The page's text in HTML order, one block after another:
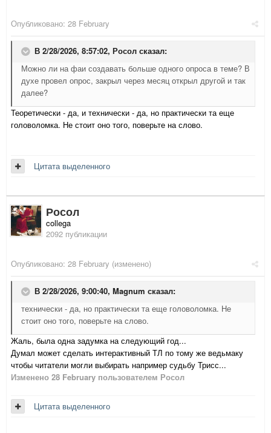
Опубликовано: 28 February
В 2/28/2026, 8:57:02, Росол сказал:
Можно ли на фаи создавать больше одного опроса в теме? В
духе провел опрос, закрыл через месяц открыл другой и так
далее?
Теоретически - да, и технически - да, но практически та еще
головоломка. Не стоит оно того, поверьте на слово.
Цитата выделенного
Росол
collega
2092 публикации
Опубликовано: 28 February (изменено)
В 2/28/2026, 9:00:40, Magnum сказал:
технически - да, но практически та еще головоломка. Не
стоит оно того, поверьте на слово.
Жаль, была одна задумка на следующий год...
Думал может сделать интерактивный ТЛ по тому же ведьмаку
чтобы читатели могли выбирать например судьбу Трисс...
Изменено 28 February пользователем Росол
Цитата выделенного